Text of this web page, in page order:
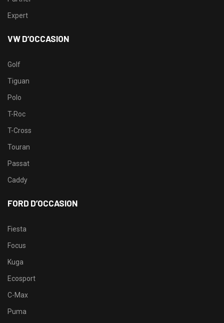
Expert
VW D’OCCASION
Golf
Tiguan
Polo
T-Roc
T-Cross
Touran
Passat
Caddy
FORD D’OCCASION
Fiesta
Focus
Kuga
Ecosport
C-Max
Puma